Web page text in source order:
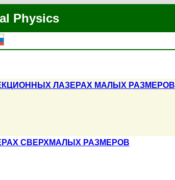
Physics
ЛАЗЕРАХ МАЛЫХ РАЗМЕРОВ
СВЕРХМАЛЫХ РАЗМЕРОВ